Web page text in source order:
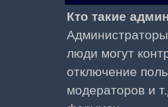
Кто такие
люди могут
отключение
модераторов и